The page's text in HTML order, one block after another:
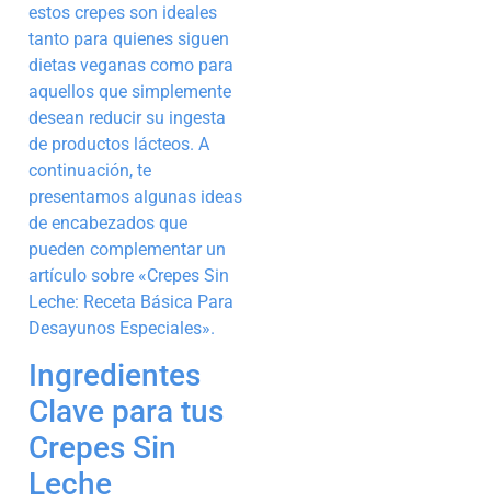
estos crepes son ideales
tanto para quienes siguen
dietas veganas como para
aquellos que simplemente
desean reducir su ingesta
de productos lácteos. A
continuación, te
presentamos algunas ideas
de encabezados que
pueden complementar un
artículo sobre «Crepes Sin
Leche: Receta Básica Para
Desayunos Especiales».
Ingredientes
Clave para tus
Crepes Sin
Leche